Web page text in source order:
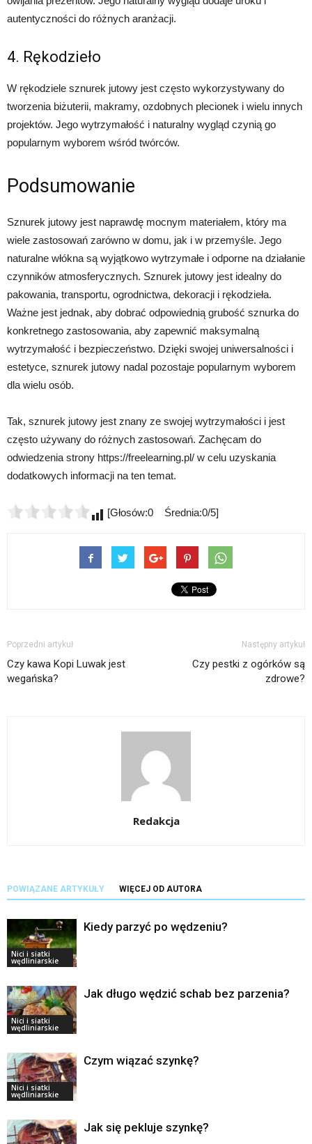
autentyczności do różnych aranżacji.
4. Rękodzieło
W rękodziele sznurek jutowy jest często wykorzystywany do
tworzenia biżuterii, makramy, ozdobnych plecionek i wielu innych
projektów. Jego wytrzymałość i naturalny wygląd czynią go
popularnym wyborem wśród twórców.
Podsumowanie
Sznurek jutowy jest naprawdę mocnym materiałem, który ma
wiele zastosowań zarówno w domu, jak i w przemyśle. Jego
naturalne włókna są wyjątkowo wytrzymałe i odporne na działanie
czynników atmosferycznych. Sznurek jutowy jest idealny do
pakowania, transportu, ogrodnictwa, dekoracji i rękodzieła.
Ważne jest jednak, aby dobrać odpowiednią grubość sznurka do
konkretnego zastosowania, aby zapewnić maksymalną
wytrzymałość i bezpieczeństwo. Dzięki swojej uniwersalności i
estetyce, sznurek jutowy nadal pozostaje popularnym wyborem
dla wielu osób.
Tak, sznurek jutowy jest znany ze swojej wytrzymałości i jest
często używany do różnych zastosowań. Zachęcam do
odwiedzenia strony https://freelearning.pl/ w celu uzyskania
dodatkowych informacji na ten temat.
[Głosów:0 Średnia:0/5]
Poprzedni artykuł
Czy kawa Kopi Luwak jest
wegańska?
Następny artykuł
Czy pestki z ogórków są
zdrowe?
Redakcja
POWIĄZANE ARTYKUŁY WIĘCEJ OD AUTORA
Nici i siatki
wędliniarskie
Kiedy parzyć po wędzeniu?
Nici i siatki
wędliniarskie
Jak długo wędzić schab bez parzenia?
Nici i siatki
wędliniarskie
Czym wiązać szynkę?
Jak się pekluje szynkę?